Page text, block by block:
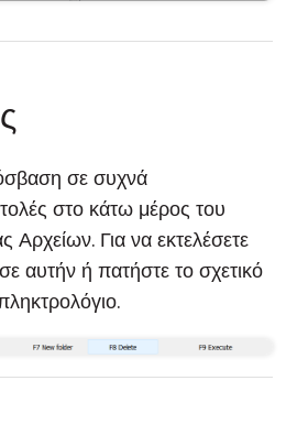
σε συχνά
στο κάτω μέρος του
Για να εκτελέσετε
αυτήν ή πατήστε το σχετικό